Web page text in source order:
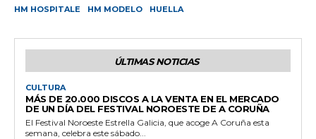
HM HOSPITALE
HM MODELO HUELLA
ÚLTIMAS NOTICIAS
CULTURA
MÁS DE 20.000 DISCOS A LA VENTA EN EL MERCADO
DE UN DÍA DEL FESTIVAL NOROESTE DE A CORUÑA
El Festival Noroeste Estrella Galicia, que acoge A Coruña esta
semana, celebra este sábado...